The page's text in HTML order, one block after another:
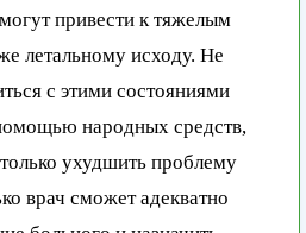
привести к тяжелым
летальному исходу. Не
с этими состояниями
народных средств,
ухудшить проблему
врач сможет адекватно